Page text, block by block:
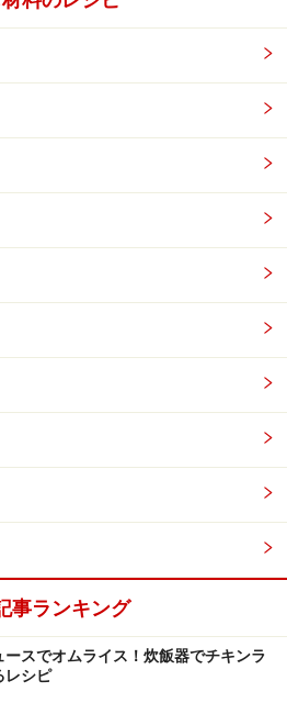
で約2分温める。
ふたをして、中～弱火で約2分
らかじめ合わせておくと楽で
、火加減に注意してください。
事ランキング
ースでオムライス！炊飯器でチキンラ
レシピ